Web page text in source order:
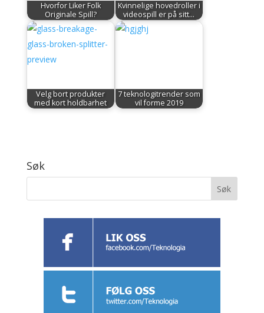
Hvorfor Liker Folk
Originale Spill?
Kvinnelige hovedroller i
videospill er på sitt…
Velg bort produkter
med kort holdbarhet
7 teknologitrender som
vil forme 2019
Søk